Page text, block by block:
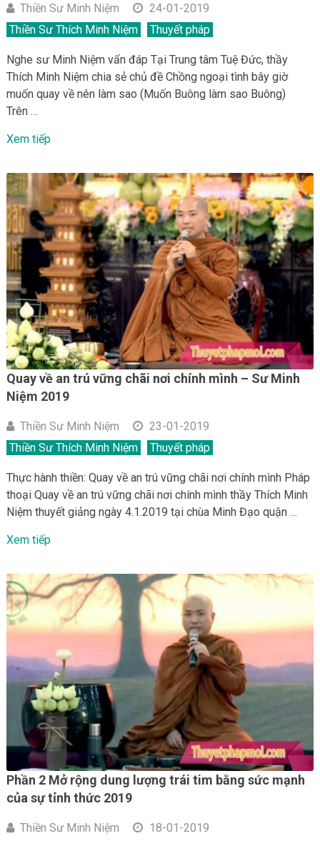
Thiền Sư Minh Niệm
24-01-2019
Thiền Sư Thích Minh Niệm
Thuyết pháp
Nghe sư Minh Niệm vấn đáp Tại Trung tâm Tuệ Đức, thầy
Thích Minh Niệm chia sẻ chủ đề Chồng ngoại tình bây giờ
muốn quay về nên làm sao (Muốn Buông làm sao Buông)
Trên …
Xem tiếp
Quay về an trú vững chãi nơi chính mình – Sư Minh
Niệm 2019
Thiền Sư Minh Niệm
23-01-2019
Thiền Sư Thích Minh Niệm
Thuyết pháp
Thực hành thiền: Quay về an trú vững chãi nơi chính mình Pháp
thoại Quay về an trú vững chãi nơi chính mình thầy Thích Minh
Niệm thuyết giảng ngày 4.1.2019 tại chùa Minh Đạo quận …
Xem tiếp
Phần 2 Mở rộng dung lượng trái tim bằng sức mạnh
của sự tỉnh thức 2019
Thiền Sư Minh Niệm
18-01-2019